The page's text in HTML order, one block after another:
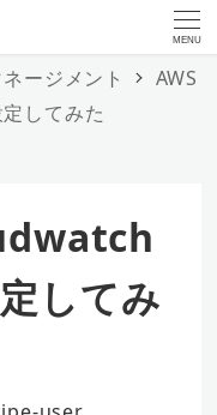
MENU
ージメント
AWS
してみた
してみ